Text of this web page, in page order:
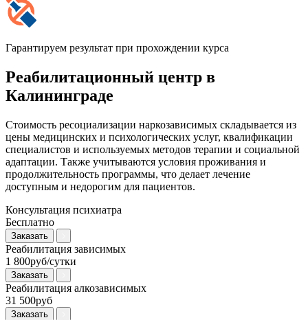
Гарантируем результат при прохождении курса
Реабилитационный центр в
Калининграде
Стоимость ресоциализации наркозависимых складывается из
цены медицинских и психологических услуг, квалификации
специалистов и используемых методов терапии и социальной
адаптации. Также учитываются условия проживания и
продолжительность программы, что делает лечение
доступным и недорогим для пациентов.
Консультация психиатра
Бесплатно
Заказать
Реабилитация зависимых
1 800руб/сутки
Заказать
Реабилитация алкозависимых
31 500руб
Заказать